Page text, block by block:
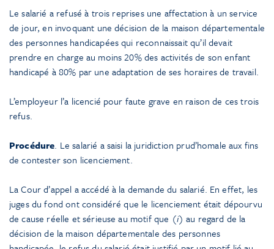
Le salarié a refusé à trois reprises une affectation à un service
de jour, en invoquant une décision de la maison départementale
des personnes handicapées qui reconnaissait qu’il devait
prendre en charge au moins 20% des activités de son enfant
handicapé à 80% par une adaptation de ses horaires de travail.
L’employeur l’a licencié pour faute grave en raison de ces trois
refus.
Procédure. Le salarié a saisi la juridiction prud’homale aux fins
de contester son licenciement.
La Cour d’appel a accédé à la demande du salarié. En effet, les
juges du fond ont considéré que le licenciement était dépourvu
de cause réelle et sérieuse au motif que (i) au regard de la
décision de la maison départementale des personnes